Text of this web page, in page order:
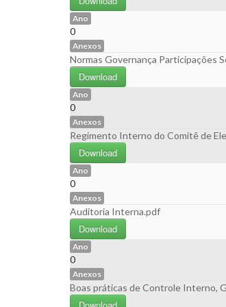
Ano
0
Anexos
Normas Governança Participações
Download
Ano
0
Anexos
Regimento Interno do Comitê de
Download
Ano
0
Anexos
Auditoria Interna.pdf
Download
Ano
0
Anexos
Boas práticas de Controle Interno,